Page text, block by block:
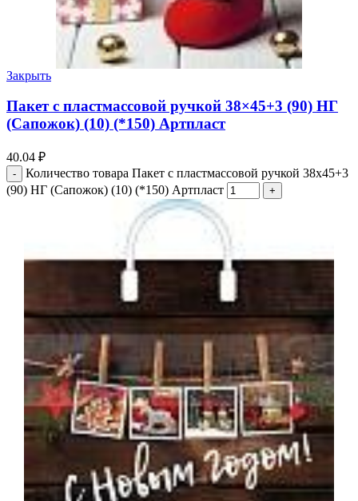
Закрыть
Пакет с пластмассовой ручкой 38×45+3 (90) НГ
(Сапожок) (10) (*150) Артпласт
40.04 ₽
Количество товара Пакет с пластмассовой ручкой 38x45+3
(90) НГ (Сапожок) (10) (*150) Артпласт